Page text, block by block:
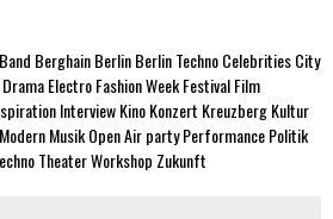
Band BerghainBerlinBerlin TechnoCelebritiesCity
DramaElectroFashion WeekFestivalFilm
InterviewKinoKonzert KreuzbergKultur
ModernMusikOpen AirpartyPerformancePolitik
TheaterWorkshop Zukunft